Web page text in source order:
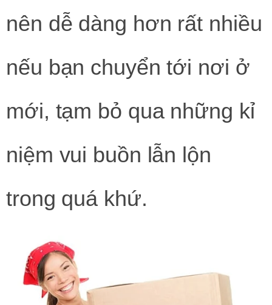
nên dễ dàng hơn rất nhiều
nếu bạn chuyển tới nơi ở
mới, tạm bỏ qua những kỉ
niệm vui buồn lẫn lộn
trong quá khứ.